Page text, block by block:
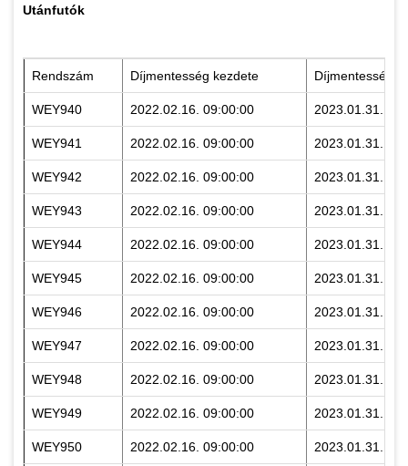
Utánfutók
Rendszám Díjmentesség kezdete Díjmentesség
WEY940 2022.02.16. 09:00:00 2023.01.31.
WEY941 2022.02.16. 09:00:00 2023.01.31.
WEY942 2022.02.16. 09:00:00 2023.01.31.
WEY943 2022.02.16. 09:00:00 2023.01.31.
WEY944 2022.02.16. 09:00:00 2023.01.31.
WEY945 2022.02.16. 09:00:00 2023.01.31.
WEY946 2022.02.16. 09:00:00 2023.01.31.
WEY947 2022.02.16. 09:00:00 2023.01.31.
WEY948 2022.02.16. 09:00:00 2023.01.31.
WEY949 2022.02.16. 09:00:00 2023.01.31.
WEY950 2022.02.16. 09:00:00 2023.01.31.